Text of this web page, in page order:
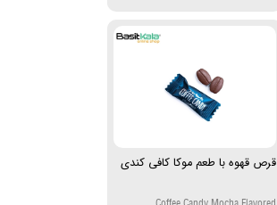
قرص قهوه با طعم موکا کافی کندی